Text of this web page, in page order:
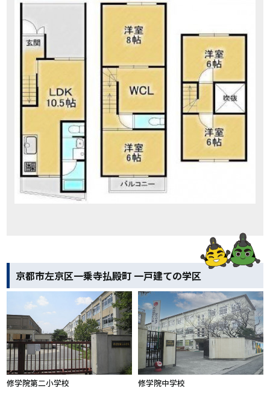
京都市左京区一乗寺払殿町 一戸建ての学区
修学院第二小学校 修学院中学校